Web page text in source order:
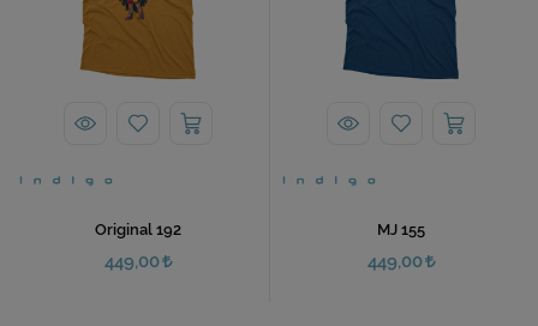
Original 192
449,00
MJ 155
449,00